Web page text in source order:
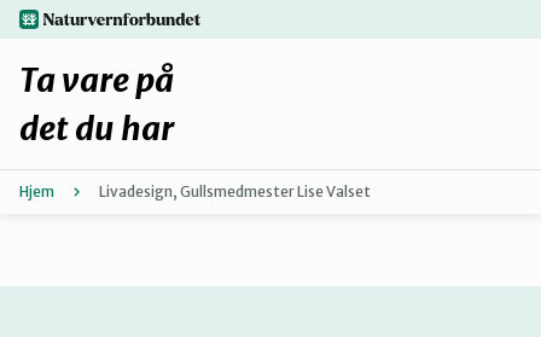
Hopp
til
hovedinnhold
naturvernforbundet.no
Ta vare på
det du har
Hjem Livadesign, Gullsmedmester Lise Valset